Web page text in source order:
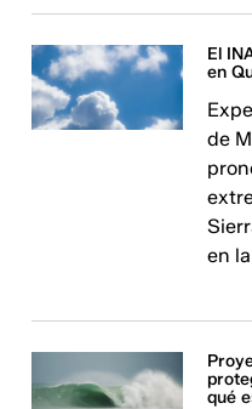
El
en
de
en
qué